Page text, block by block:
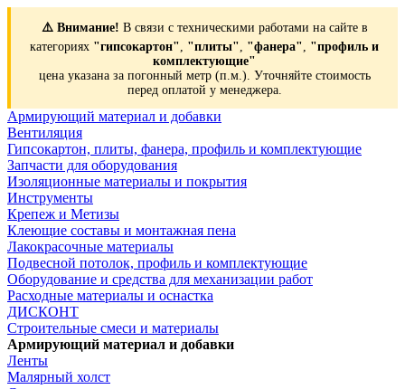
⚠️ Внимание! В связи с техническими работами на сайте в
категориях "гипсокартон", "плиты", "фанера", "профиль и
комплектующие"
цена указана за погонный метр (п.м.). Уточняйте стоимость
перед оплатой у менеджера.
Армирующий материал и добавки
Вентиляция
Гипсокартон, плиты, фанера, профиль и комплектующие
Запчасти для оборудования
Изоляционные материалы и покрытия
Инструменты
Крепеж и Метизы
Клеющие составы и монтажная пена
Лакокрасочные материалы
Подвесной потолок, профиль и комплектующие
Оборудование и средства для механизации работ
Расходные материалы и оснастка
ДИСКОНТ
Строительные смеси и материалы
Армирующий материал и добавки
Ленты
Малярный холст